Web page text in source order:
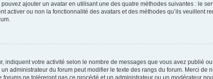
ajouter un avatar en utilisant une des quatre méthodes suivantes : le
activer ou non la fonctionnalité des avatars et des méthodes qu’ils veuillent
indiquent votre activité selon le nombre de messages que vous avez publié
administrateur du forum peut modifier le texte des rangs du forum. Merci de
ne toléreront pas ce procédé et un administrateur ou un modérateur